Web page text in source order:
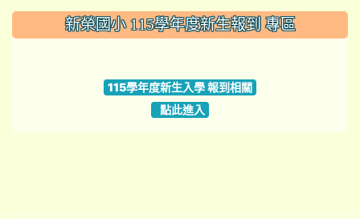
::: 新榮國小 115學年度新生報到 專區
115學年度新生入學 報到相關
點此進入